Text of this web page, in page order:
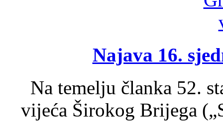
Najava 16.
Na temelju članka 52.
vijeća Širokog Brijega